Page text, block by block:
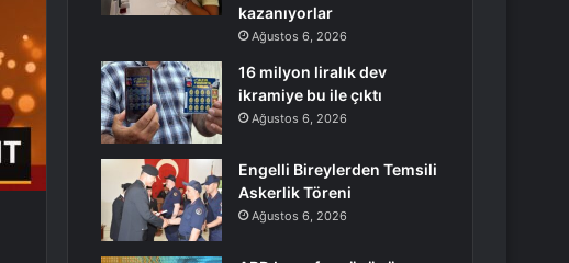
kazanıyorlar
Ağustos 6, 2026
16 milyon liralık dev
ikramiye bu ile çıktı
Ağustos 6, 2026
Engelli Bireylerden Temsili
Askerlik Töreni
Ağustos 6, 2026